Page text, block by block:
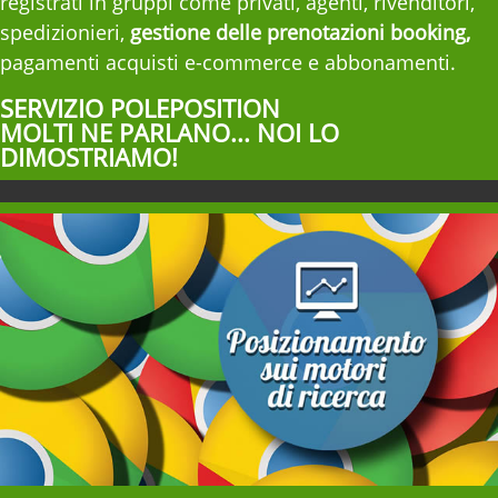
spedizionieri, gestione delle prenotazioni booking,
pagamenti acquisti e-commerce e abbonamenti.
SERVIZIO POLEPOSITION
MOLTI NE PARLANO... NOI LO
DIMOSTRIAMO!